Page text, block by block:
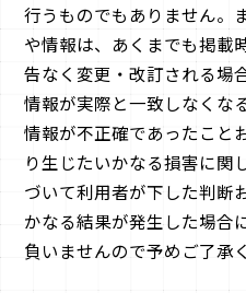
行うものでもありません。
や情報は、あくまでも掲載
告なく変更・改訂される場
情報が実際と一致しなくな
情報が不正確であったこと
り生じたいかなる損害に関
づいて利用者が下した判断
かなる結果が発生した場合
負いませんので予めご了承